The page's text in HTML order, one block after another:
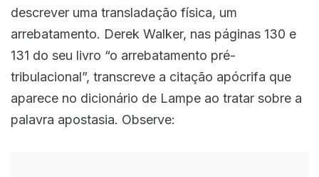
descrever uma transladação física, um
arrebatamento. Derek Walker, nas páginas 130 e
131 do seu livro “o arrebatamento pré-
tribulacional”, transcreve a citação apócrifa que
aparece no dicionário de Lampe ao tratar sobre a
palavra apostasia. Observe: